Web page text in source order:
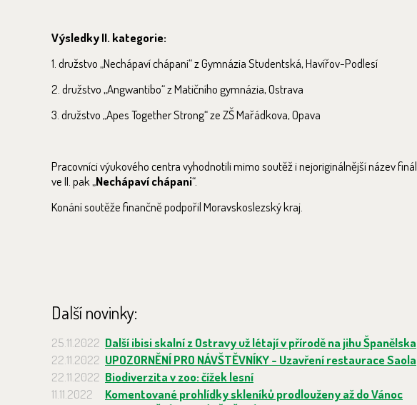
Výsledky II. kategorie:
1. družstvo „Nechápaví chápani“ z Gymnázia Studentská, Havířov-Podlesí
2. družstvo „Angwantibo“ z Matičního gymnázia, Ostrava
3. družstvo „Apes Together Strong“ ze ZŠ Mařádkova, Opava
Pracovníci výukového centra vyhodnotili mimo soutěž i nejoriginálnější název
ve II. pak „Nechápaví chápani“.
Konání soutěže finančně podpořil Moravskoslezský kraj.
Další novinky:
25.11.2022 Další ibisi skalní z Ostravy už létají v přírodě na jihu Španělska
22.11.2022 UPOZORNĚNÍ PRO NÁVŠTĚVNÍKY - Uzavření restaurace Saola
22.11.2022 Biodiverzita v zoo: čížek lesní
11.11.2022
Komentované prohlídky skleníků prodlouženy až do Vánoc